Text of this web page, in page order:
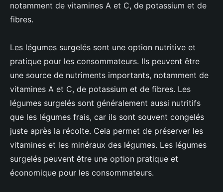
notamment de vitamines A et C, de potassium et de
fibres.
Les légumes surgelés sont une option nutritive et
pratique pour les consommateurs. Ils peuvent être
une source de nutriments importants, notamment de
vitamines A et C, de potassium et de fibres. Les
légumes surgelés sont généralement aussi nutritifs
que les légumes frais, car ils sont souvent congelés
juste après la récolte. Cela permet de préserver les
vitamines et les minéraux des légumes. Les légumes
surgelés peuvent être une option pratique et
économique pour les consommateurs.